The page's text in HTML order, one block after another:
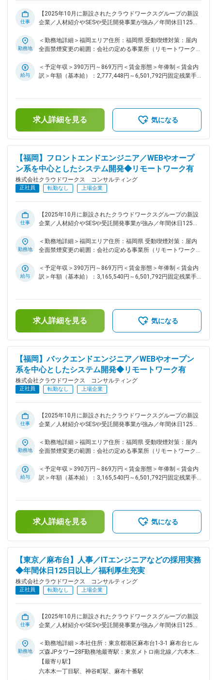
古屋など東名阪エリアでは働く仕組みが整備されており、その
知見を活かしながら、まだ決まっていない部分も含めて組織づ
社の特徴： 株式会社クラウドワークス コンサルティングは、
クラウドワークスグループの「コンサルティングの民主化」を
受託開発事業を強みとしながら、コンサルティング領域とのシ
ナジーを高めるため事業と組織の拡大を進めています。中小企
仕事
【2025年10月に新設されたクラウドワークスグループの新設
企業／人材紹介やSESや受託開発事業が強み／年間休日125日
クトを中心に、最上流のITコンサルティングから設計構築、運
用・保守まで幅広く携わり、システム・ネットワーク構築プロ
インフラやネットワーク領域における最上流のITコンサルティ
ングや要件定義への参画 ・官公庁やメガバンクや通信キャリ
基幹LANのネットワーク構築や広帯域化対応 ・SDN関連のネッ
トワーク設計や構成定義や制御に関する案件への参画 ■業務の
特徴： ・インフラやネットワークのプロジェクトを中心に、
の工程を幅広く経験できます。 ・官公庁やメガバンクや通信
キャリアなど一流企業の大規模プロジェクトに携わる機会があ
り、社会的影響度の高い業務に取り組めます。 ・SDNやIoT基
盤など先端技術の案件も多数あり、クラウドやネットワーク・
インフラ全般の高度な技術習得を目指せる環境です。 ■当ポジ
ションの特徴： 九州勤務として新たに募集を開始したポジシ
備されており、その知見を活かしながら、まだ決まっていない
部分も含めて組織づくりや成長のプロセスに主体的に関わるこ
ンサルティングは、クラウドワークスグループの「コンサルテ
ィングの民主化」を掲げ、2025年10月に新設された企業で
ルティング領域とのシナジーを高めるため事業と組織の拡大を
進めています。中小企業のDX支援を行い、エンジニアが自分
勤務地
＜勤務地詳細＞福岡エリア住所：福岡県 受動喫煙対策：屋内
全面禁煙変更の範囲：会社の定める事業所（リモートワーク含
給与
＜予定年収＞390万円～869万円＜賃金形態＞年俸制＜賃金内
訳＞年額（基本給）：2,777,448円～6,501,792円固定残業手
残業手当＞有＜給与補足＞※給与詳細は、スキル・経験により
決定します。■昇給：年1回＜マネージャー採用時の給与＞年
俸（基本給）：5,108,880円～5,724,060円月次固定残業手当
賃金はあくまでも目安の金額であり、選考を通じて上下する可
能性があります。月給(月額)は固定手当を含めた表記です。
求人詳細を見る 気になる
【福岡】フロントエンドエンジニア／WEBやオープ
ン系を中心としたシステム開発◆リモートワーク有
株式会社クラウドワークス コンサルティング
正社員 転勤なし 上場企業
仕事
【2025年10月に新設されたクラウドワークスグループの新設
企業／人材紹介やSESや受託開発事業が強み／年間休日125日
分野で、WEBやオープン系を中心とした開発案件の要件定
義、基本設計などの上流工程から開発、テスト、運用までキャ
ます。 ■プロジェクト例： ・セキュリティ基準対応管理シス
テム開発（TypeScript/React） ・BIシステム開発
（JavaScript/C#/ASP.NET/WPF） ■業務の特徴： JavaScriptや
TypeScriptで開発を行うフロントエンドエンジニアにとってベ
ーシックなプロジェクトが基本です。開発手法はウォーターフ
ル開発やスクラム開発、サービス、DevOpsなど最先端の開発
を行うことも可能です。 ■当ポジションの特徴： 九州勤務と
して新たに募集を開始したポジションであり、同エリアでの事
業展開は同社として未経験の段階です。既に大阪や名古屋など
東名阪エリアでは働く仕組みが整備されており、その知見を活
かしながら、まだ決まっていない部分も含めて組織づくりや成
ドワークスグループの「コンサルティングの民主化」を掲げ、
2025年10月に新設された企業です。人材紹介やSESや受託開
を高めるため事業と組織の拡大を進めています。中小企業の
DX支援を行い、エンジニアが自分らしく活躍できる環境づく
勤務地
＜勤務地詳細＞福岡エリア住所：福岡県 受動喫煙対策：屋内
全面禁煙変更の範囲：会社の定める事業所（リモートワーク含
給与
＜予定年収＞390万円～869万円＜賃金形態＞年俸制＜賃金内
訳＞年額（基本給）：3,165,540円～6,501,792円固定残業手
残業手当＞有＜給与補足＞※給与詳細は、スキル・経験により
決定します。■昇給：年1回＜マネージャー採用時の給与＞年
俸（基本給）：5,108,880円～5,724,060円月次固定残業手当
賃金はあくまでも目安の金額であり、選考を通じて上下する可
能性があります。月給(月額)は固定手当を含めた表記です。
求人詳細を見る 気になる
【福岡】バックエンドエンジニア／WEBやオープン
系を中心としたシステム開発◆リモートワーク有
株式会社クラウドワークス コンサルティング
正社員 転勤なし 上場企業
仕事
【2025年10月に新設されたクラウドワークスグループの新設
企業／人材紹介やSESや受託開発事業が強み／年間休日125日
い分野において、WEB・オープン系を中心としたシステム開
発案件に参画いただきます。要件定義や基本設計などの上流工
適な案件やフェーズをお任せし、九州エリアでの組織づくりに
も関わっていただきます。 ■具体的な業務内容： ・WEBやオ
アジャイル開発やスクラム開発への参画 ・社内請負案件にお
ける開発や保守業務への参画 ・PMやPLとしての請負チームの
要件定義や基本設計から開発やテストや運用まで幅広いフェー
ズを経験できます。 ・JavaやGoやNode.jsなどを用いたウォ
ーターフォール開発やアジャイル開発に参画できます。 ・社
内請負案件が拡大しており、自社内プロジェクトや外部プロジ
ェクトの両方でスキルアップが可能です。 ・PMやPL経験者は
請負チーム立ち上げなど組織づくりにも即参画できます。 ■当
段階です。既に大阪や名古屋など東名阪エリアでは働く仕組み
が整備されており、その知見を活かしながら、まだ決まってい
ることができます。 ■当社の特徴： 株式会社クラウドワーク
ス コンサルティングは、クラウドワークスグループの「コン
サルティングの民主化」を掲げ、2025年10月に新設された企
業です。人材紹介やSESや受託開発事業を強みとしながら、コ
勤務地
＜勤務地詳細＞福岡エリア住所：福岡県 受動喫煙対策：屋内
全面禁煙変更の範囲：会社の定める事業所（リモートワーク含
給与
＜予定年収＞390万円～869万円＜賃金形態＞年俸制＜賃金内
訳＞年額（基本給）：3,165,540円～6,501,792円固定残業手
残業手当＞有＜給与補足＞※給与詳細は、スキル・経験により
決定します。■昇給：年1回＜マネージャー採用時の給与＞年
俸（基本給）：5,108,880円～5,724,060円月次固定残業手当
賃金はあくまでも目安の金額であり、選考を通じて上下する可
能性があります。月給(月額)は固定手当を含めた表記です。
求人詳細を見る 気になる
【東京／麻布台】人事／ITエンジニアなどの採用実務
◆年間休日125日以上／福利厚生充実
株式会社クラウドワークス コンサルティング
正社員 転勤なし 上場企業
仕事
【2025年10月に新設されたクラウドワークスグループの新設
企業／人材紹介やSESや受託開発事業が強み／年間休日125日
ティング事業の拡大に向け、ITエンジニアやプロジェクトマネ
ージャーの採用実務をお任せします。応募者の母集団形成から
書類選考、面接対応、クロージングまで一貫して担当いただ
き、会社の成長に直結する採用活動を推進していただきます。
勤務地
＜勤務地詳細＞本社住所：東京都港区麻布台1-3-1 麻布台ヒル
ズ森JPタワー28F勤務地最寄駅：東京メトロ南北線／六本木一
丁目駅受動喫煙対策：屋内喫煙可能場所あり変更の範囲：会社
の定める事業所（リモートワーク含む）
【最寄り駅】
六本木一丁目駅、神谷町駅、麻布十番駅